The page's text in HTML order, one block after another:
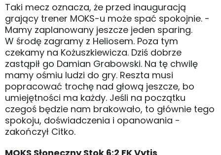
Taki mecz oznacza, że przed inauguracją
grający trener MOKS-u może spać spokojnie. -
Mamy zaplanowany jeszcze jeden sparing.
W środę zagramy z Heliosem. Poza tym
czekamy na Kożuszkiewicza. Dziś dobrze
zastąpił go Damian Grabowski. Na tę chwilę
mamy ośmiu ludzi do gry. Reszta musi
popracować trochę nad głową jeszcze, bo
umiejętności ma każdy. Jeśli na początku
czegoś będzie nam brakowało, to głównie tego
spokoju, doświadczenia i opanowania -
zakończył Citko.